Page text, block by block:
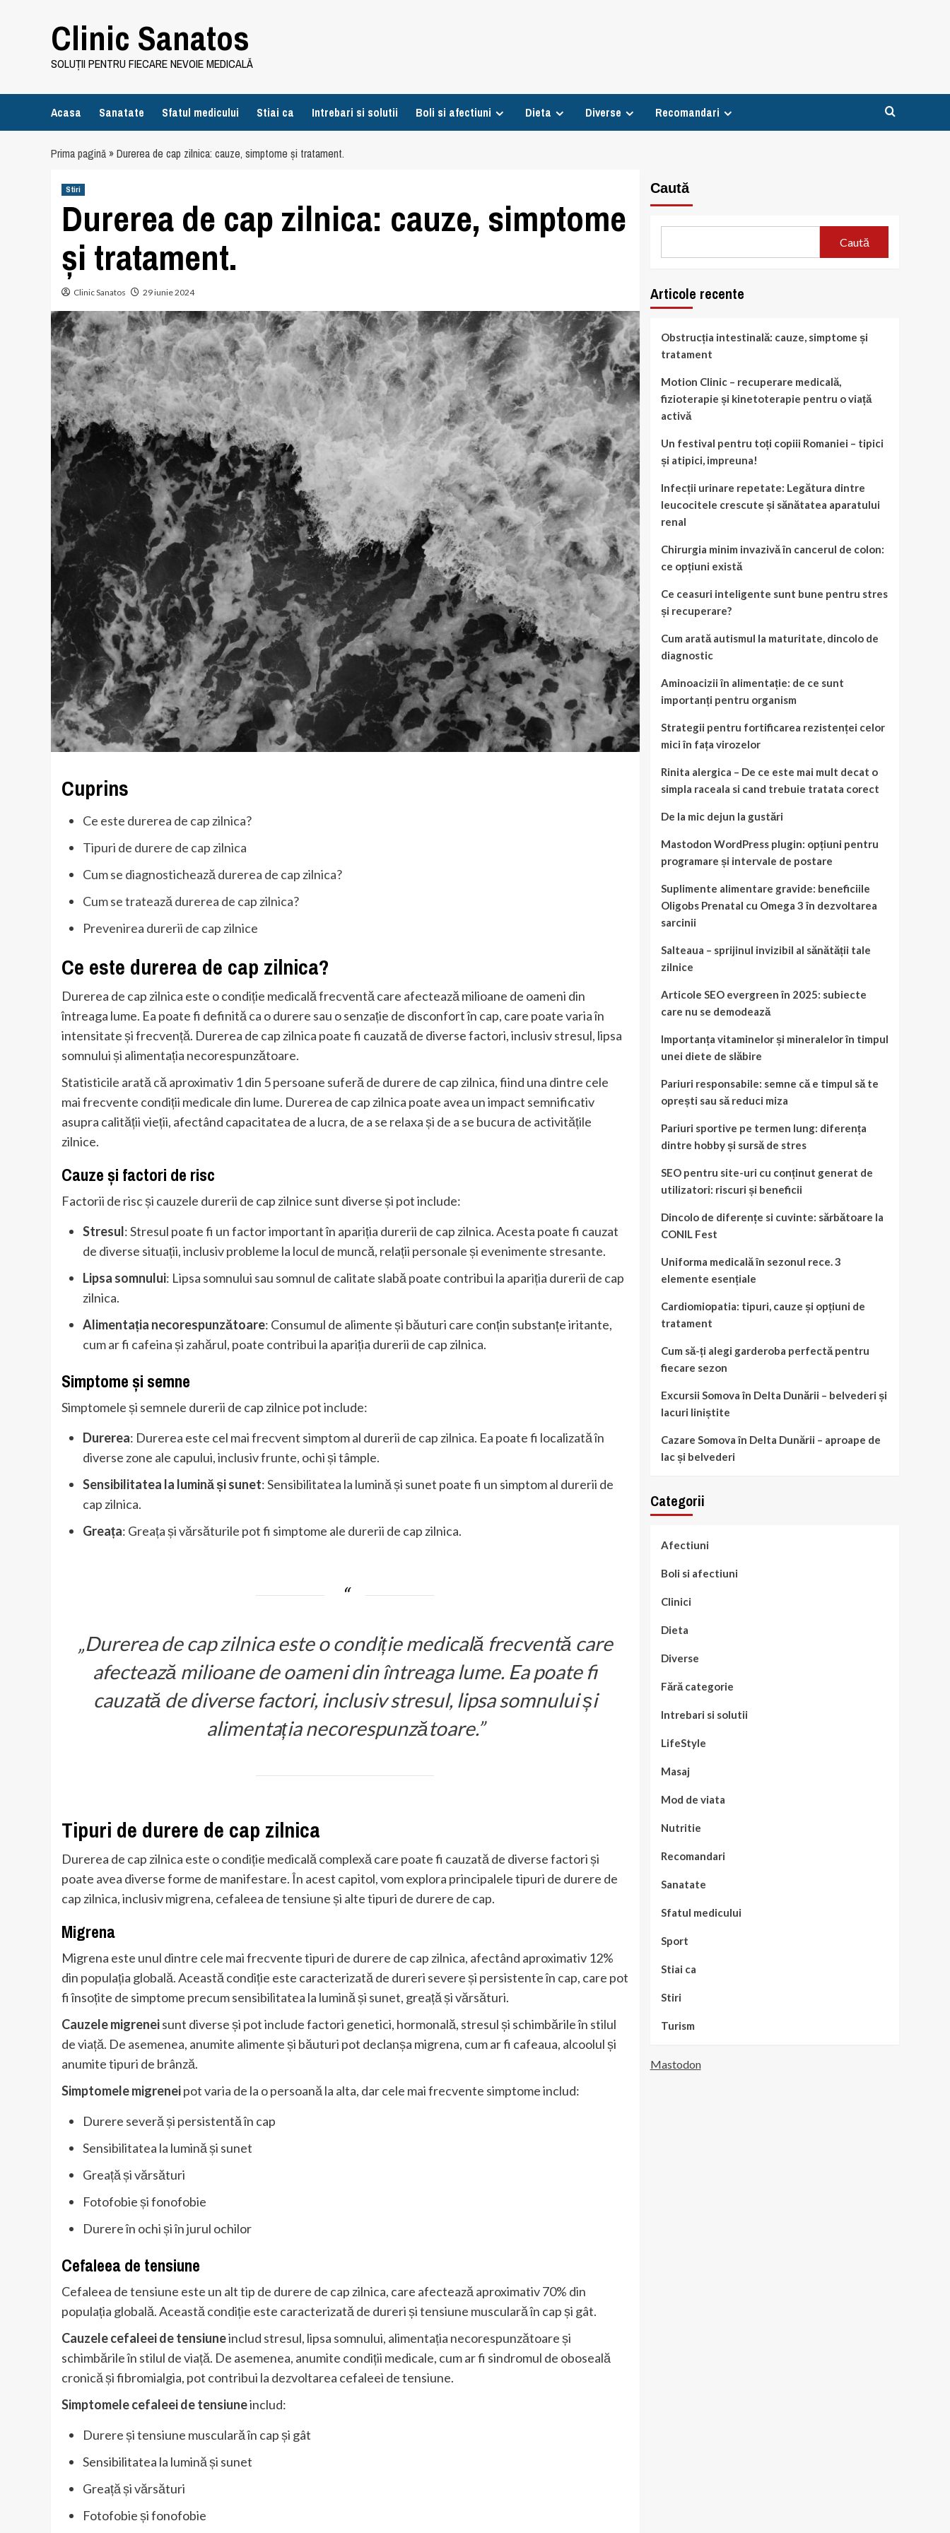
Clinic Sanatos
SOLUȚII PENTRU FIECARE NEVOIE MEDICALĂ
Acasa Sanatate Sfatul medicului Stiai ca Intrebari si solutii Boli si afectiuni Dieta Diverse Recomandari
Prima pagină»Durerea de cap zilnica: cauze, simptome și tratament.
Stiri
Durerea de cap zilnica: cauze, simptome
și tratament.
Clinic Sanatos 29 iunie 2024
Cuprins
Ce este durerea de cap zilnica?
Tipuri de durere de cap zilnica
Cum se diagnostichează durerea de cap zilnica?
Cum se tratează durerea de cap zilnica?
Prevenirea durerii de cap zilnice
Ce este durerea de cap zilnica?
Durerea de cap zilnica este o condiție medicală frecventă care afectează milioane de oameni din
întreaga lume. Ea poate fi definită ca o durere sau o senzație de disconfort în cap, care poate varia în
intensitate și frecvență. Durerea de cap zilnica poate fi cauzată de diverse factori, inclusiv stresul, lipsa
somnului și alimentația necorespunzătoare.
Statisticile arată că aproximativ 1 din 5 persoane suferă de durere de cap zilnica, fiind una dintre cele
mai frecvente condiții medicale din lume. Durerea de cap zilnica poate avea un impact semnificativ
asupra calității vieții, afectând capacitatea de a lucra, de a se relaxa și de a se bucura de activitățile
zilnice.
Cauze și factori de risc
Factorii de risc și cauzele durerii de cap zilnice sunt diverse și pot include:
Stresul: Stresul poate fi un factor important în apariția durerii de cap zilnica. Acesta poate fi cauzat
de diverse situații, inclusiv probleme la locul de muncă, relații personale și evenimente stresante.
Lipsa somnului: Lipsa somnului sau somnul de calitate slabă poate contribui la apariția durerii de cap
zilnica.
Alimentația necorespunzătoare: Consumul de alimente și băuturi care conțin substanțe iritante,
cum ar fi cafeina și zahărul, poate contribui la apariția durerii de cap zilnica.
Simptome și semne
Simptomele și semnele durerii de cap zilnice pot include:
Durerea: Durerea este cel mai frecvent simptom al durerii de cap zilnica. Ea poate fi localizată în
diverse zone ale capului, inclusiv frunte, ochi și tâmple.
Sensibilitatea la lumină și sunet: Sensibilitatea la lumină și sunet poate fi un simptom al durerii de
cap zilnica.
Greața: Greața și vărsăturile pot fi simptome ale durerii de cap zilnica.
„Durerea de cap zilnica este o condiție medicală frecventă care
afectează milioane de oameni din întreaga lume. Ea poate fi
cauzată de diverse factori, inclusiv stresul, lipsa somnului și
alimentația necorespunzătoare.”
Tipuri de durere de cap zilnica
Durerea de cap zilnica este o condiție medicală complexă care poate fi cauzată de diverse factori și
poate avea diverse forme de manifestare. În acest capitol, vom explora principalele tipuri de durere de
cap zilnica, inclusiv migrena, cefaleea de tensiune și alte tipuri de durere de cap.
Migrena
Migrena este unul dintre cele mai frecvente tipuri de durere de cap zilnica, afectând aproximativ 12%
din populația globală. Această condiție este caracterizată de dureri severe și persistente în cap, care pot
fi însoțite de simptome precum sensibilitatea la lumină și sunet, greață și vărsături.
Cauzele migreneisunt diverse și pot include factori genetici, hormonală, stresul și schimbările în stilul
de viață. De asemenea, anumite alimente și băuturi pot declanșa migrena, cum ar fi cafeaua, alcoolul și
anumite tipuri de brânză.
Simptomele migreneipot varia de la o persoană la alta, dar cele mai frecvente simptome includ:
Durere severă și persistentă în cap
Sensibilitatea la lumină și sunet
Greață și vărsături
Fotofobie și fonofobie
Durere în ochi și în jurul ochilor
Cefaleea de tensiune
Cefaleea de tensiune este un alt tip de durere de cap zilnica, care afectează aproximativ 70% din
populația globală. Această condiție este caracterizată de dureri și tensiune musculară în cap și gât.
Cauzele cefaleei de tensiuneinclud stresul, lipsa somnului, alimentația necorespunzătoare și
schimbările în stilul de viață. De asemenea, anumite condiții medicale, cum ar fi sindromul de oboseală
cronică și fibromialgia, pot contribui la dezvoltarea cefaleei de tensiune.
Simptomele cefaleei de tensiuneinclud:
Durere și tensiune musculară în cap și gât
Sensibilitatea la lumină și sunet
Greață și vărsături
Fotofobie și fonofobie
Caută
Caută
Articole recente
Obstrucția intestinală: cauze, simptome și
tratament
Motion Clinic – recuperare medicală,
fizioterapie și kinetoterapie pentru o viață
activă
Un festival pentru toți copiii Romaniei – tipici
și atipici, impreuna!
Infecții urinare repetate: Legătura dintre
leucocitele crescute și sănătatea aparatului
renal
Chirurgia minim invazivă în cancerul de colon:
ce opțiuni există
Ce ceasuri inteligente sunt bune pentru stres
și recuperare?
Cum arată autismul la maturitate, dincolo de
diagnostic
Aminoacizii în alimentație: de ce sunt
importanți pentru organism
Strategii pentru fortificarea rezistenței celor
mici în fața virozelor
Rinita alergica – De ce este mai mult decat o
simpla raceala si cand trebuie tratata corect
De la mic dejun la gustări
Mastodon WordPress plugin: opțiuni pentru
programare și intervale de postare
Suplimente alimentare gravide: beneficiile
Oligobs Prenatal cu Omega 3 în dezvoltarea
sarcinii
Salteaua – sprijinul invizibil al sănătății tale
zilnice
Articole SEO evergreen în 2025: subiecte
care nu se demodează
Importanța vitaminelor și mineralelor în timpul
unei diete de slăbire
Pariuri responsabile: semne că e timpul să te
oprești sau să reduci miza
Pariuri sportive pe termen lung: diferența
dintre hobby și sursă de stres
SEO pentru site-uri cu conținut generat de
utilizatori: riscuri și beneficii
Dincolo de diferențe si cuvinte: sărbătoare la
CONIL Fest
Uniforma medicală în sezonul rece. 3
elemente esențiale
Cardiomiopatia: tipuri, cauze și opțiuni de
tratament
Cum să-ți alegi garderoba perfectă pentru
fiecare sezon
Excursii Somova în Delta Dunării – belvederi și
lacuri liniștite
Cazare Somova în Delta Dunării – aproape de
lac și belvederi
Categorii
Afectiuni
Boli si afectiuni
Clinici
Dieta
Diverse
Fără categorie
Intrebari si solutii
LifeStyle
Masaj
Mod de viata
Nutritie
Recomandari
Sanatate
Sfatul medicului
Sport
Stiai ca
Stiri
Turism
Mastodon